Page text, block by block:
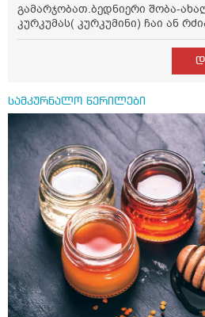
გამარჯობათ.ბედნიერი შობა-
კურკუმას( კურკუმინი) ჩაი ან
წესი. მაინტერესებდა და
კურკუმას გააჩნია ანთების
დამამშვიდებელი და
ეფექტურობის მიზნით. 1)
როგორ მივიღო კურკუმას ჩაი?
შემდეგ? თბილი წყალი უნდა
წავიკითხე რომ კურკუმას თუ
წყალს, ის დაკარგავსო
წავიკითხე რომ თუ არ ადუღდა
შეიცავო დიდი ოდენობით
გააჩენსო კენჭებს. ზუსტად ვერ
მოვამზადო უსაფრთხოდ. 2)
მაინტერესებს რძესთან ერთად
ერთი სუფრის კოვზის
ჩავყარო ცოტა შავი პილპილი
ავადუღო, ცოტა გათბეს და მერე
საღამოს ვახშამზე რომ მივიღო
არის ანთების
დამამშვიდებელი( მშვიდი
სამკურნალო წერილები